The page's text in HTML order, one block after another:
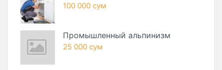
100 000 сум
Промышленный альпинизм
25 000 сум